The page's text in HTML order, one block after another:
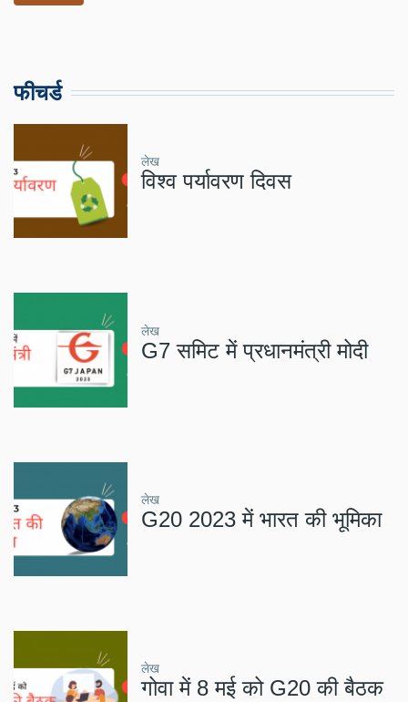
फीचर्ड
लेख
विश्व पर्यावरण दिवस
लेख
G7 समिट में प्रधानमंत्री मोदी
लेख
G20 2023 में भारत की भूमिका
लेख
गोवा में 8 मई को G20 की बैठक